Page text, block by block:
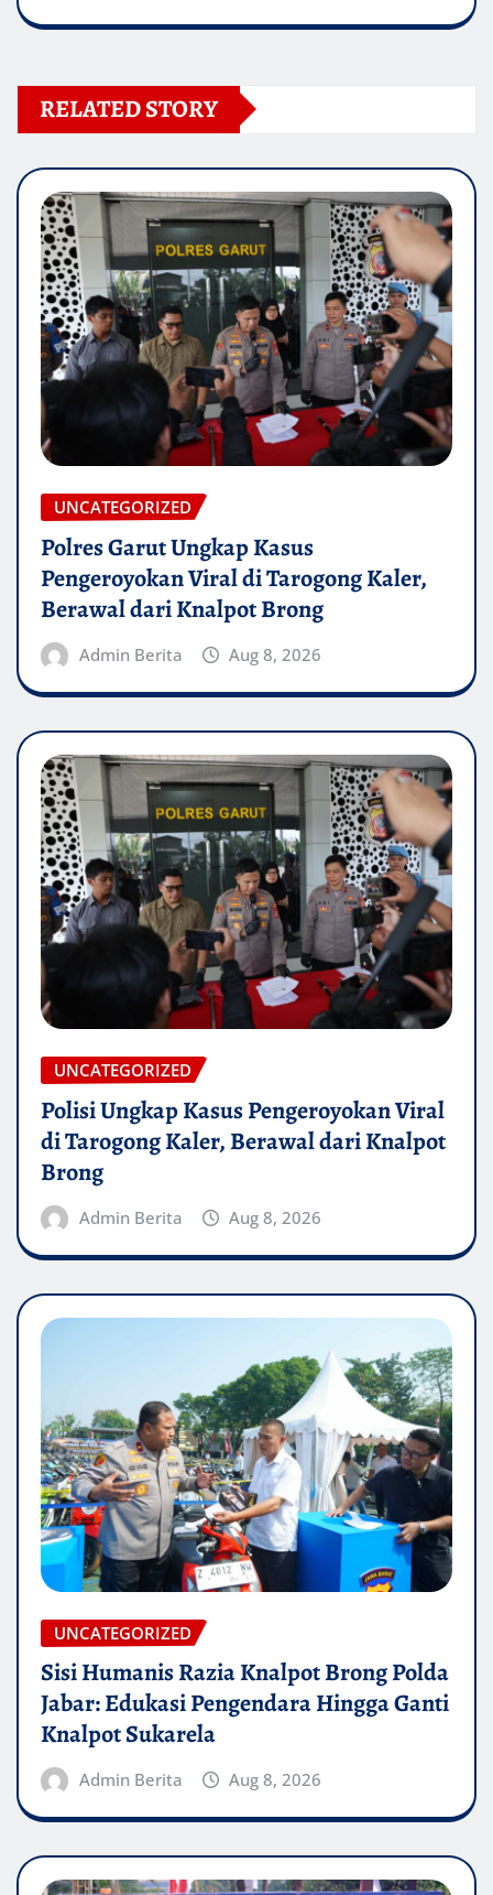
RELATED STORY
UNCATEGORIZED
Polres Garut Ungkap Kasus
Pengeroyokan Viral di Tarogong Kaler,
Berawal dari Knalpot Brong
Admin Berita Aug 8, 2026
UNCATEGORIZED
Polisi Ungkap Kasus Pengeroyokan Viral
di Tarogong Kaler, Berawal dari Knalpot
Brong
Admin Berita Aug 8, 2026
UNCATEGORIZED
Sisi Humanis Razia Knalpot Brong Polda
Jabar: Edukasi Pengendara Hingga Ganti
Knalpot Sukarela
Admin Berita Aug 8, 2026